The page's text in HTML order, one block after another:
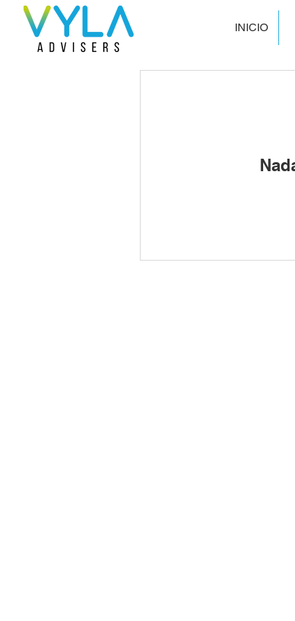
INICIO